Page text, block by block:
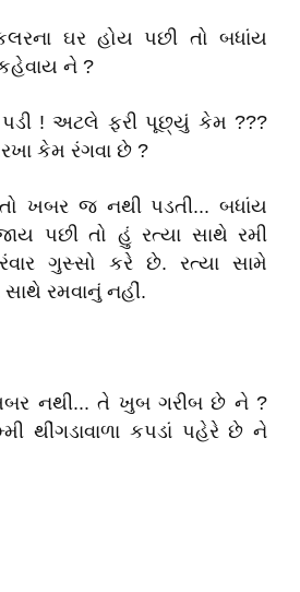
ઘર હોય પછી તો બધાંય
ને ?
! અટલે ફરી પૂછ્યું કેમ ???
કેમ રંગવા છે ?
ખબર જ નથી પડતી... બધાંય
પછી તો હું રત્યા સાથે રમી
ગુસ્સો કરે છે. રત્યા સામે
સાથે રમવાનું નહીં.
નથી... તે ખુબ ગરીબ છે ને ?
થીંગડાવાળા કપડાં પહેરે છે ને